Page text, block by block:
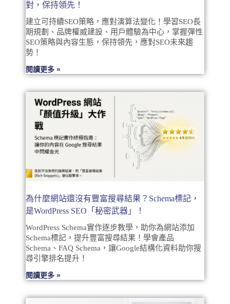
對，保持領先！
建立可持續SEO策略，應對演算法變化！學習SEO長
期規劃、品牌權威建設、用戶體驗為中心，掌握彈性
SEO策略與內容生態，保持領先，應對SEO未來趨
勢！
閱讀更多 »
為什麼網站還沒有豐富搜尋結果？Schema標記，
是WordPress SEO「秘密武器」！
WordPress Schema實作逐步教學，助你為網站添加
Schema標記，提升豐富搜尋結果！學會產品
Schema、FAQ Schema，讓Google結構化資料助你搜
尋引擎排名提升！
閱讀更多 »